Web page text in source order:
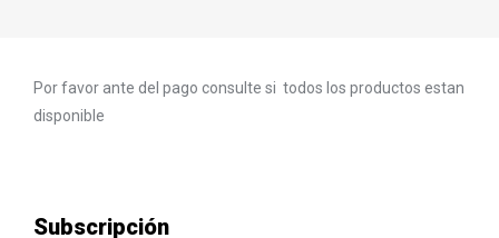
Por favor ante del pago consulte si todos los productos estan
disponible
Subscripción